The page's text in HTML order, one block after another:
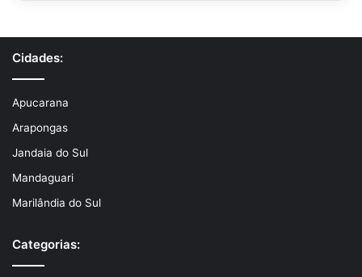
Cidades:
Apucarana
Arapongas
Jandaia do Sul
Mandaguari
Marilândia do Sul
Categorias: